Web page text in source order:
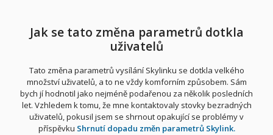
Jak se tato změna parametrů dotkla
uživatelů
Tato změna parametrů vysílání Skylinku se dotkla velkého
množství uživatelů, a to ne vždy komforním způsobem. Sám
bych jí hodnotil jako nejméně podařenou za několik posledních
let. Vzhledem k tomu, že mne kontaktovaly stovky bezradných
uživatelů, pokusil jsem se shrnout opakující se problémy v
příspěvku Shrnutí dopadu změn parametrů Skylink.